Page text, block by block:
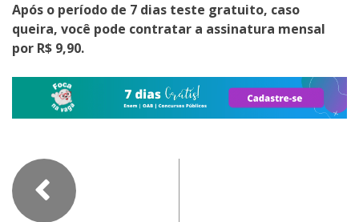
Após o período de 7 dias teste gratuito, caso
queira, você pode contratar a assinatura mensal
por R$ 9,90.